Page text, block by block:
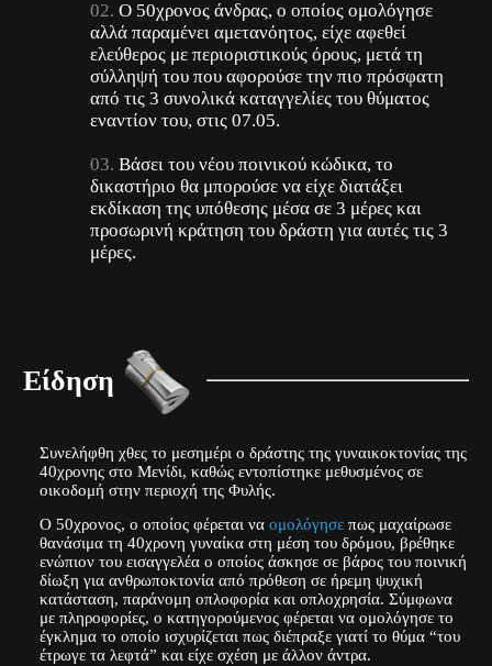
Ο 50χρονος άνδρας, ο οποίος ομολόγησε
αλλά παραμένει αμετανόητος, είχε αφεθεί
ελεύθερος με περιοριστικούς όρους, μετά τη
σύλληψή του που αφορούσε την πιο πρόσφατη
από τις 3 συνολικά καταγγελίες του θύματος
εναντίον του, στις 07.05.
Βάσει του νέου ποινικού κώδικα, το
δικαστήριο θα μπορούσε να είχε διατάξει
εκδίκαση της υπόθεσης μέσα σε 3 μέρες και
προσωρινή κράτηση του δράστη για αυτές τις 3
μέρες.
Είδηση
Συνελήφθη χθες το μεσημέρι ο δράστης της γυναικοκτονίας της
40χρονης στο Μενίδι, καθώς εντοπίστηκε μεθυσμένος σε
οικοδομή στην περιοχή της Φυλής.
Ο 50χρονος, ο οποίος φέρεται να ομολόγησεπως μαχαίρωσε
θανάσιμα τη 40χρονη γυναίκα στη μέση του δρόμου, βρέθηκε
ενώπιον του εισαγγελέα ο οποίος άσκησε σε βάρος του ποινική
δίωξη για ανθρωποκτονία από πρόθεση σε ήρεμη ψυχική
κατάσταση, παράνομη οπλοφορία και οπλοχρησία. Σύμφωνα
με πληροφορίες, ο κατηγορούμενος φέρεται να ομολόγησε το
έγκλημα το οποίο ισχυρίζεται πως διέπραξε γιατί το θύμα “του
έτρωγε τα λεφτά” και είχε σχέση με άλλον άντρα.